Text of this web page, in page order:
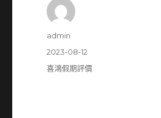
作
admin
發
佈
2023-08-12
分
喜鴻假期評價